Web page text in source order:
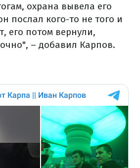
охрана вывела его
послал кого-то не того и
его потом вернули,
– добавил Карпов.